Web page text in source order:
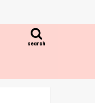
search